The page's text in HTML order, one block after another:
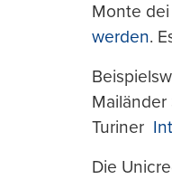
Monte
werden.
Turiner
Die